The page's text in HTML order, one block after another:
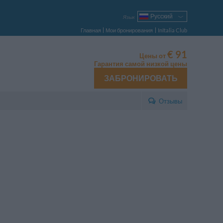
Язык
Русский
Italiano
English
Deutsch
Español
Português
Polski
Главная Мои бронирования
InItalia Club
Цены от€ 91
Гарантия самой низкой цены
ЗАБРОНИРОВАТЬ
Отзывы